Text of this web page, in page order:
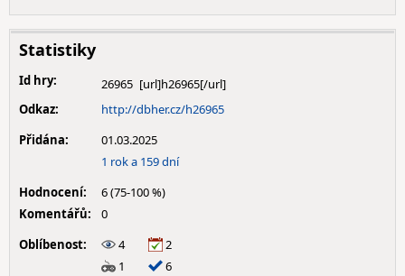
Statistiky
Id hry:
26965
Odkaz:
http://dbher.cz/h26965
Přidána:
01.03.2025
1 rok a 159 dní
Hodnocení:
6 (75-100 %)
Komentářů:
0
Oblíbenost:
4
2
1
6